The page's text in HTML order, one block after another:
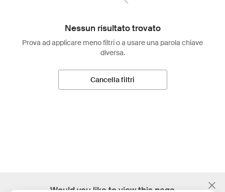
Nessun risultato trovato
Prova ad applicare meno filtri o a usare una parola chiave
diversa.
Cancella filtri